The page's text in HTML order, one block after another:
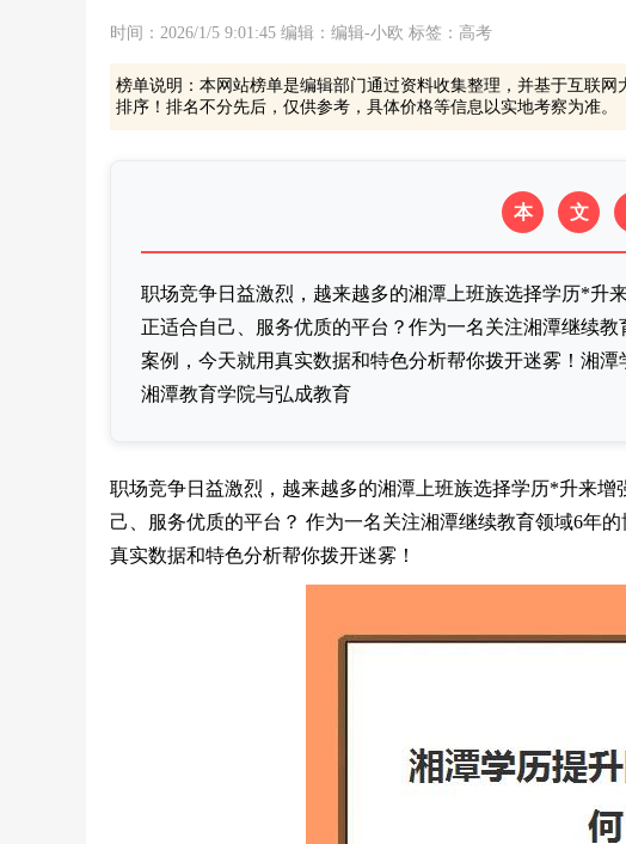
时间：2026/1/5 9:01:45 编辑：编辑-小欧 标签：高考
榜单说明：本网站榜单是编辑部门通过资料收集整理，并基于互联
排序！排名不分先后，仅供参考，具体价格等信息以实地考察为准。
本 文
职场竞争日益激烈，越来越多的湘潭上班族选择学历*升
正适合自己、服务优质的平台？作为一名关注湘潭继续
案例，今天就用真实数据和特色分析帮你拨开迷雾！湘
湘潭教育学院与弘成教育
职场竞争日益激烈，越来越多的湘潭上班族选择学历*升来
己、服务优质的平台？ 作为一名关注湘潭继续教育领域6年
真实数据和特色分析帮你拨开迷雾！